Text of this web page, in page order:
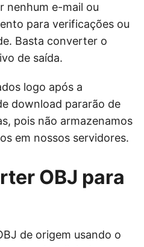
nenhum e-mail ou
para verificações ou
Basta converter o
de saída.
logo após a
download pararão de
pois não armazenamos
em nossos servidores.
OBJ para
de origem usando o